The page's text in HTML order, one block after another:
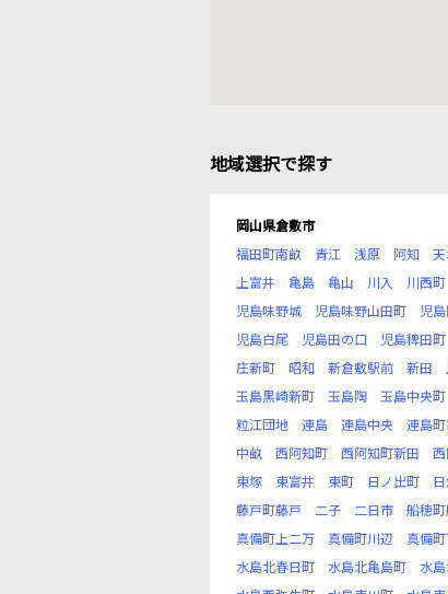
地域選択で探す
岡山県倉敷市
福田町南畝
青江 浅原 阿知
上富井
亀島 亀山 川入 川西町
児島味野城
児島味野山田町 児
児島白尾
児島田の口 児島稗田町
庄新町
昭和 新倉敷駅前 新田
玉島黒崎新町
玉島陶 玉島中央町
粒江団地
連島 連島中央 連島
中畝
西阿知町 西阿知町新田
東塚
東富井 東町 日ノ出町
藤戸町藤戸
二子 二日市 船穂
真備町上二万
真備町川辺 真備
水島北春日町
水島北亀島町 水